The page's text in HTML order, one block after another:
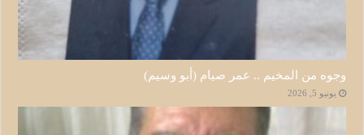
وجوه من المخيم .. عمر صيام (أبو وسيم)
يونيو 5, 2026